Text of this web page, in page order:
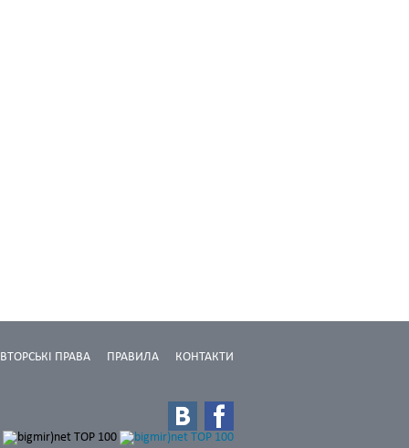
КОНТАКТИ
ПРАВИЛА
ПРАВА